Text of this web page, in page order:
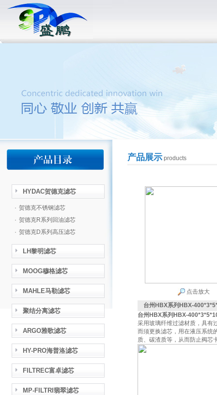
HYDAC贺德克滤芯
· 贺德克不锈钢滤芯
· 贺德克R系列回油滤芯
· 贺德克D系列高压滤芯
LH黎明滤芯
MOOG穆格滤芯
MAHLE马勒滤芯
聚结分离滤芯
ARGO雅歌滤芯
HY-PRO海普洛滤芯
FILTREC富卓滤芯
MP-FILTRI翡翠滤芯
产品展示products
点击放大
台州HBX系列HBX-
台州HBX系列HBX-
采用玻璃纤维过滤材质，具有
而须更换滤芯，用在液压系统
质、碳渣质等，从而防止阀芯